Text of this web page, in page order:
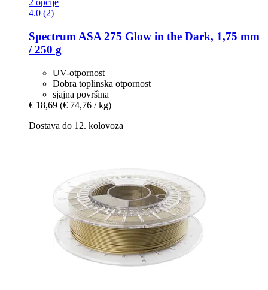
2 opcije
4.0 (2)
Spectrum ASA 275 Glow in the Dark, 1,75 mm
/ 250 g
UV-otpornost
Dobra toplinska otpornost
sjajna površina
€ 18,69 (€ 74,76 / kg)
Dostava do 12. kolovoza